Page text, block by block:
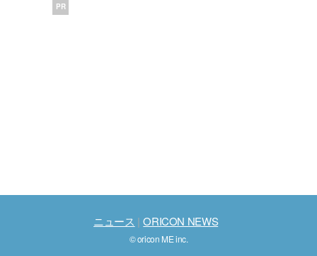
PR
ニュース ORICON NEWS
© oricon ME inc.